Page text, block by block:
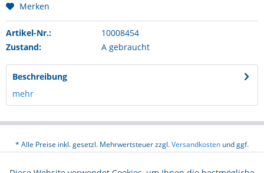
Merken
Artikel-Nr.:
10008454
Zustand:
A gebraucht
Beschreibung
mehr
* Alle Preise inkl. gesetzl. Mehrwertsteuer zzgl.Versandkosten und ggf.